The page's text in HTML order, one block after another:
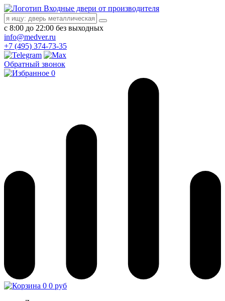
Входные двери от производителя
с 8:00 до 22:00 без выходных
info@medver.ru
+7 (495) 374-73-35
Обратный звонок
0
0 0 руб